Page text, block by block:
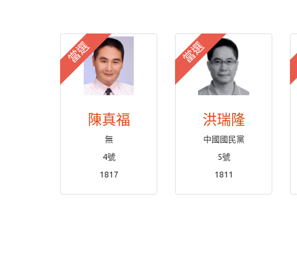
當選
陳真福
無
4號
1817
當選
洪瑞隆
中國國民黨
5號
1811